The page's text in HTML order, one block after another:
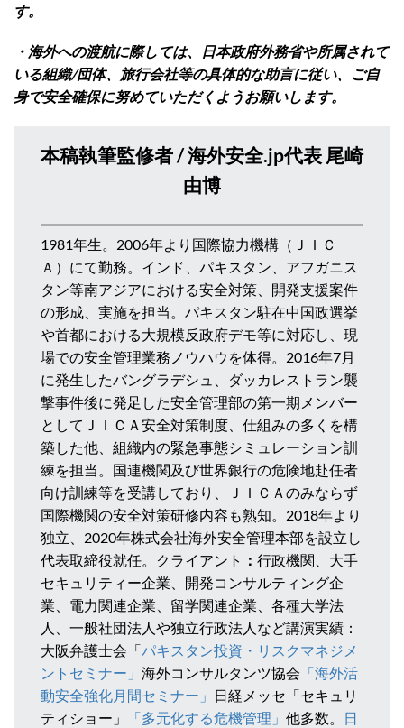
す。
・海外への渡航に際しては、日本政府外務省や所属されて
いる組織/団体、旅行会社等の具体的な助言に従い、ご自
身で安全確保に努めていただくようお願いします。
本稿執筆監修者 / 海外安全.jp代表 尾崎
由博
1981年生。2006年より国際協力機構（ＪＩＣ
Ａ）にて勤務。インド、パキスタン、アフガニス
タン等南アジアにおける安全対策、開発支援案件
の形成、実施を担当。パキスタン駐在中国政選挙
や首都における大規模反政府デモ等に対応し、現
場での安全管理業務ノウハウを体得。2016年7月
に発生したバングラデシュ、ダッカレストラン襲
撃事件後に発足した安全管理部の第一期メンバー
としてＪＩＣＡ安全対策制度、仕組みの多くを構
築した他、組織内の緊急事態シミュレーション訓
練を担当。国連機関及び世界銀行の危険地赴任者
向け訓練等を受講しており、ＪＩＣＡのみならず
国際機関の安全対策研修内容も熟知。2018年より
独立、2020年株式会社海外安全管理本部を設立し
代表取締役就任。クライアント ： 行政機関、大手
セキュリティー企業、開発コンサルティング企
業、電力関連企業、留学関連企業、各種大学法
人、一般社団法人や独立行政法人など講演実績：
大阪弁護士会「パキスタン投資・リスクマネジメ
ントセミナー」 海外コンサルタンツ協会 「海外活
動安全強化月間セミナー」 日経メッセ「セキュリ
ティショー」
「多元化する危機管理」 他多数。
日